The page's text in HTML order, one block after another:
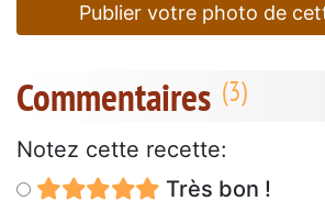
Publier votre photo de
Commentaires
Notez cette recette:
Très bon !